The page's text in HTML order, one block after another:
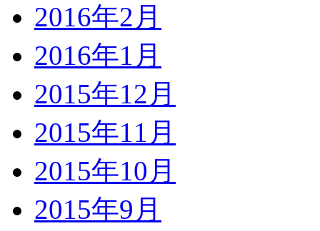
2016年2月
2016年1月
2015年12月
2015年11月
2015年10月
2015年9月